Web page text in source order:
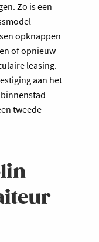
Zo is een
opknappen
of opnieuw
leasing.
aan het
tweede